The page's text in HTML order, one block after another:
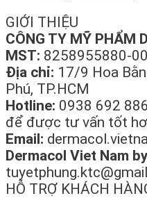
GIỚI THIỆU
CÔNG TY MỸ PHẨM
MST: 8258955880-
Địa chỉ: 17/9 Hoa
Phú, TP.HCM
Hotline: 0938 692
để được tư vấn tốt
Email:
Dermacol Viet Nam
HỖ TRỢ KHÁCH